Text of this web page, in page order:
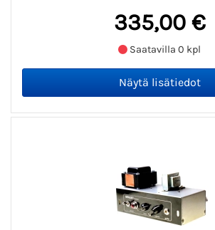
335,00 €
Saatavilla 0 kpl